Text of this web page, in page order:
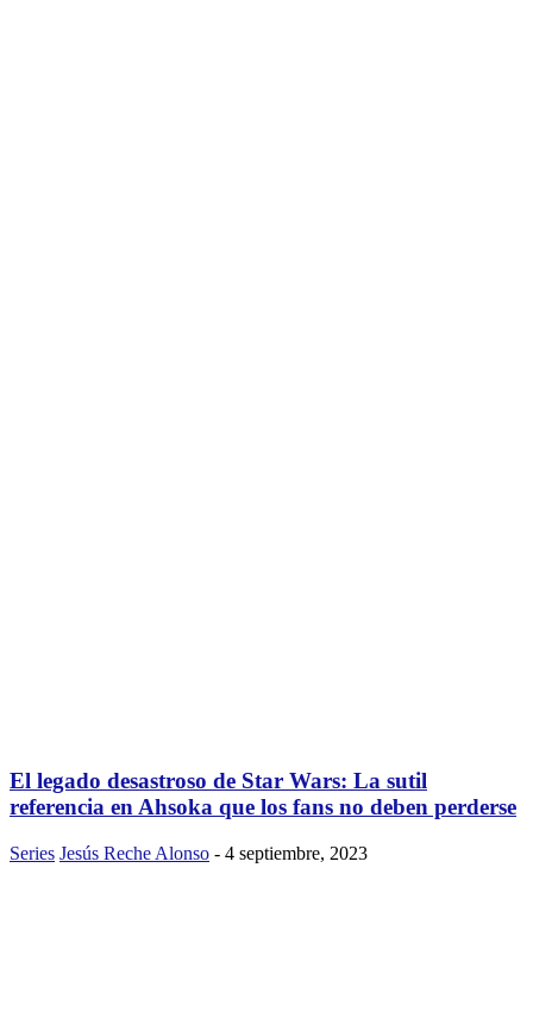
El legado desastroso de Star Wars: La sutil
referencia en Ahsoka que los fans no deben perderse
Series Jesús Reche Alonso - 4 septiembre, 2023